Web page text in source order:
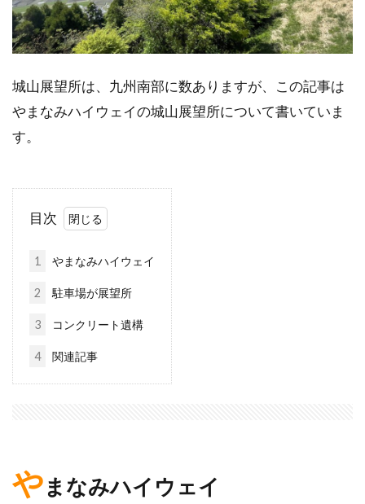
城山展望所は、九州南部に数ありますが、この記事は
やまなみハイウェイの城山展望所について書いていま
す。
目次
1 やまなみハイウェイ
2 駐車場が展望所
3 コンクリート遺構
4 関連記事
やまなみハイウェイ